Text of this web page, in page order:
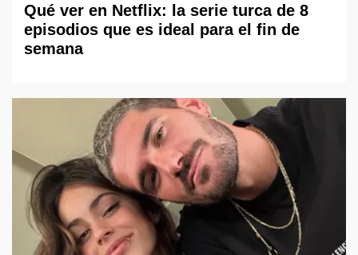
Qué ver en Netflix: la serie turca de 8
episodios que es ideal para el fin de
semana